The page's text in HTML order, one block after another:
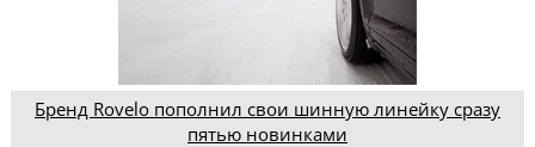
Бренд Rovelo пополнил свои шинную линейку сразу
пятью новинками